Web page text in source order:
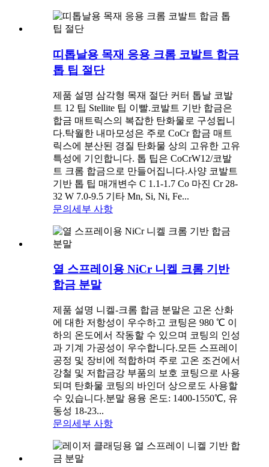
띠톱날용 목재 응용 크롬 코발트 합금
톱 팁 절단
제품 설명 삼각형 목재 절단 커터 톱날 코발
트 12 팁 Stellite 팁 이빨.코발트 기반 합금은
합금 매트릭스의 복잡한 탄화물로 구성됩니
다.탁월한 내마모성은 주로 CoCr 합금 매트
릭스에 분산된 경질 탄화물 상의 고유한 고유
특성에 기인합니다. 톱 팁은 CoCrW12/코발
트 크롬 합금으로 만들어집니다.사양 코발트
기반 톱 팁 매개변수 C 1.1-1.7 Co 마진 Cr 28-
32 W 7.0-9.5 기타 Mn, Si, Ni, Fe...
문의 세부 사항
열 스프레이용 NiCr 니켈 크롬 기반
합금 분말
제품 설명 니켈-크롬 합금 분말은 고온 산화
에 대한 저항성이 우수하고 코팅은 980 ℃ 이
하의 온도에서 작동할 수 있으며 코팅의 인성
과 기계 가공성이 우수합니다.모든 스프레이
공정 및 장비에 적합하며 주로 고온 조건에서
강철 및 저합금강 부품의 보호 코팅으로 사용
되며 탄화물 코팅의 바인더 상으로도 사용할
수 있습니다.분말 용융 온도: 1400-1550℃, 유
동성 18-23...
문의 세부 사항